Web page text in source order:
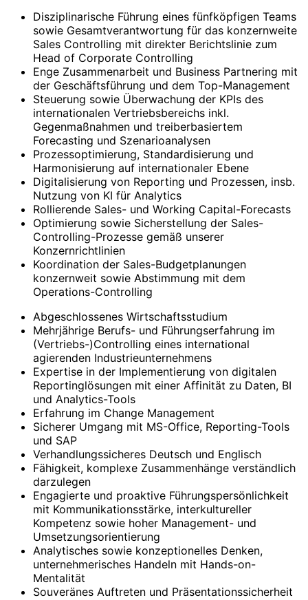
Disziplinarische Führung eines fünfköpfigen Teams
sowie Gesamtverantwortung für das konzernweite
Sales Controlling mit direkter Berichtslinie zum
Head of Corporate Controlling
Enge Zusammenarbeit und Business Partnering mit
der Geschäftsführung und dem Top-Management
Steuerung sowie Überwachung der KPIs des
internationalen Vertriebsbereichs inkl.
Gegenmaßnahmen und treiberbasiertem
Forecasting und Szenarioanalysen
Prozessoptimierung, Standardisierung und
Harmonisierung auf internationaler Ebene
Digitalisierung von Reporting und Prozessen, insb.
Nutzung von KI für Analytics
Rollierende Sales- und Working Capital-Forecasts
Optimierung sowie Sicherstellung der Sales-
Controlling-Prozesse gemäß unserer
Konzernrichtlinien
Koordination der Sales-Budgetplanungen
konzernweit sowie Abstimmung mit dem
Operations-Controlling
Abgeschlossenes Wirtschaftsstudium
Mehrjährige Berufs- und Führungserfahrung im
(Vertriebs-)Controlling eines international
agierenden Industrieunternehmens
Expertise in der Implementierung von digitalen
Reportinglösungen mit einer Affinität zu Daten, BI
und Analytics-Tools
Erfahrung im Change Management
Sicherer Umgang mit MS-Office, Reporting-Tools
und SAP
Verhandlungssicheres Deutsch und Englisch
Fähigkeit, komplexe Zusammenhänge verständlich
darzulegen
Engagierte und proaktive Führungspersönlichkeit
mit Kommunikationsstärke, interkultureller
Kompetenz sowie hoher Management- und
Umsetzungsorientierung
Analytisches sowie konzeptionelles Denken,
unternehmerisches Handeln mit Hands-on-
Mentalität
Souveränes Auftreten und Präsentationssicherheit